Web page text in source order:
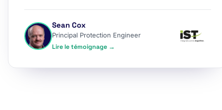
Sean Cox
Principal Protection Engineer
Lire le témoignage →